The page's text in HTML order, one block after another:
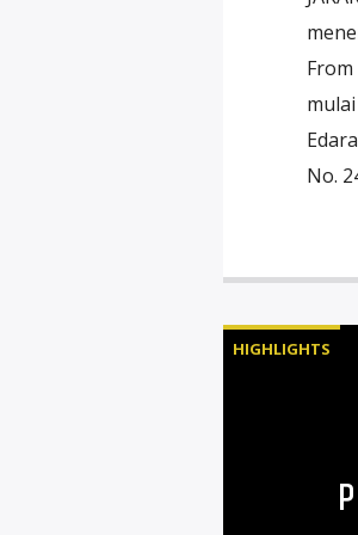
No.
HIGHLIGHTS